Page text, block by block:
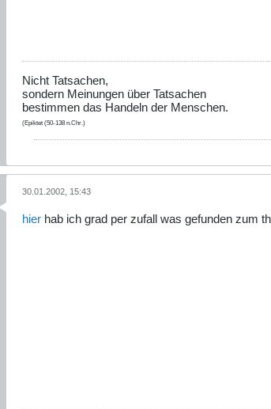
Nicht Tatsachen,
sondern Meinungen über Tatsachen
bestimmen das Handeln der Menschen.
(Epiktet (50-138 n.Chr.)
30.01.2002, 15:43
hier hab ich grad per zufall was gefunden zum